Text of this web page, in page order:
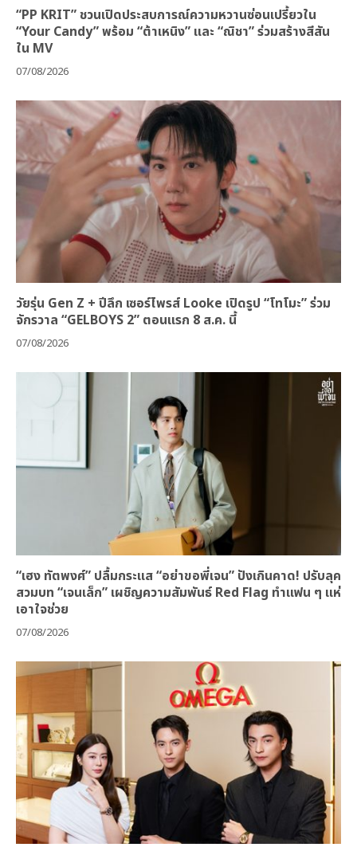
“PP KRIT” ชวนเปิดประสบการณ์ความหวานซ่อนเปรี้ยวใน
“Your Candy” พร้อม “ต้าเหนิง” และ “ณิชา” ร่วมสร้างสีสัน
ใน MV
07/08/2026
วัยรุ่น Gen Z + ปีลึก เซอร์ไพรส์ Looke เปิดรูป “โทโมะ” ร่วม
จักรวาล “GELBOYS 2” ตอนแรก 8 ส.ค. นี้
07/08/2026
“เฮง ทัตพงศ์” ปลื้มกระแส “อย่าขอพี่เจน” ปังเกินคาด! ปรับลุค
สวมบท “เจนเล็ก” เผชิญความสัมพันธ์ Red Flag ทำแฟน ๆ แห่
เอาใจช่วย
07/08/2026